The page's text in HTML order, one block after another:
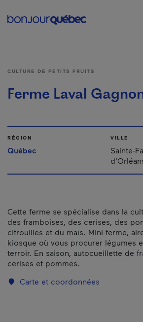
Main
CULTURE DE PETITS FRUITS
Ferme Laval
RÉGION
Québec
VILLE
Sainte-
Cette ferme se spécialise dans la
des framboises, des cerises, des
citrouilles et du maïs. Mini-ferme,
kiosque où vous procurer légumes
terroir. En saison, autocueillette de
cerises et pommes.
Carte et coordonnées